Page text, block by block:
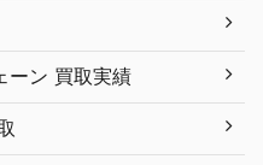
ーン 買取実績